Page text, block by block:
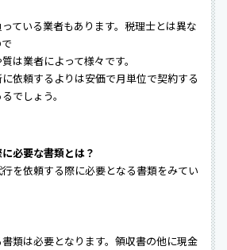
ている業者もあります。税理士とは異な
は業者によって様々です。
依頼するよりは安価で月単位で契約する
でしょう。
必要な書類とは？
を依頼する際に必要となる書類をみてい
類は必要となります。領収書の他に現金